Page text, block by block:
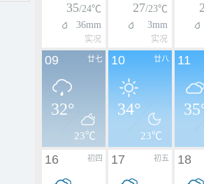
35/24℃
36mm
实况
27/23℃
3mm
实况
廿七
09
32°
23℃
廿八
10
34°
23℃
11
初四
16 初五
17 18